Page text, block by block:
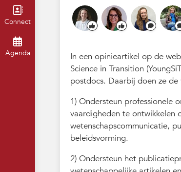
Connect
Agenda
In een opinieartikel op de
Science in Transition
postdocs. Daarbij doen ze
1) Ondersteun professionele
vaardigheden te ontwikkelen
wetenschapscommunicatie,
beleidsvorming.
2) Ondersteun het